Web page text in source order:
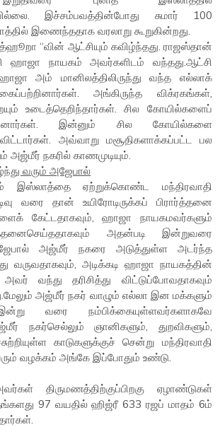
இச்சம்பவத்தின்போது சுமார் 100
இணைந்ததாக வரலாறு கூறுகின்றது.
“வின் ஆட்சியும் கவிழ்ந்தது. ராஜஸ்தான்
ஹாஜா நாயகம் அவர்களிடம் வந்தது.ஆட்சி
அம் மானிலத்திலிருந்து வந்த எல்லாக்
அங்கிருந்த விக்ரகங்கள்,
உடைத்தெறிந்தார்கள். சில கோயில்களைப்
இன்னும் சில கோயில்களை
அவ்வாறு மசூதிகளாக்கப்பட்ட பல
நகரில் காணமுடியும்.
வரும் அஜேபால்
இஸ்லாத்தை ஏற்றுக்கொண்ட மந்திரவாதி
வரை தான் உயிரோடிருக்கப் பிரார்த்தனை
கேட்டதாகவும், ஹாஜா நாயகமவர்களும்
அதன்படி இன்றுவரை
அஜ்மீர் நகரை அடுத்துள்ள அடர்ந்த
வருவதாகவும், அடிக்கடி ஹாஜா நாயகத்தின்
வந்து தரிசித்து விட்டுப்போவதாகவும்
அஜ்மீர் நகர் வாழும் எல்லா இன மக்களும்
வரை நம்பிக்கையுள்ளவர்களாகவே
நகர்செல்லும் ஞானிகளும், துறவிகளும்,
காடுகளுக்குச் சென்று மந்திரவாதி
வழக்கம் அங்கே இப்போதும் உண்டு.
திருமணத்திற்குப்பிறகு ஏழாண்டுகள்
97 வயதில் ஹிஜ்ரீ 633 ரஜப் மாதம் 6ம்